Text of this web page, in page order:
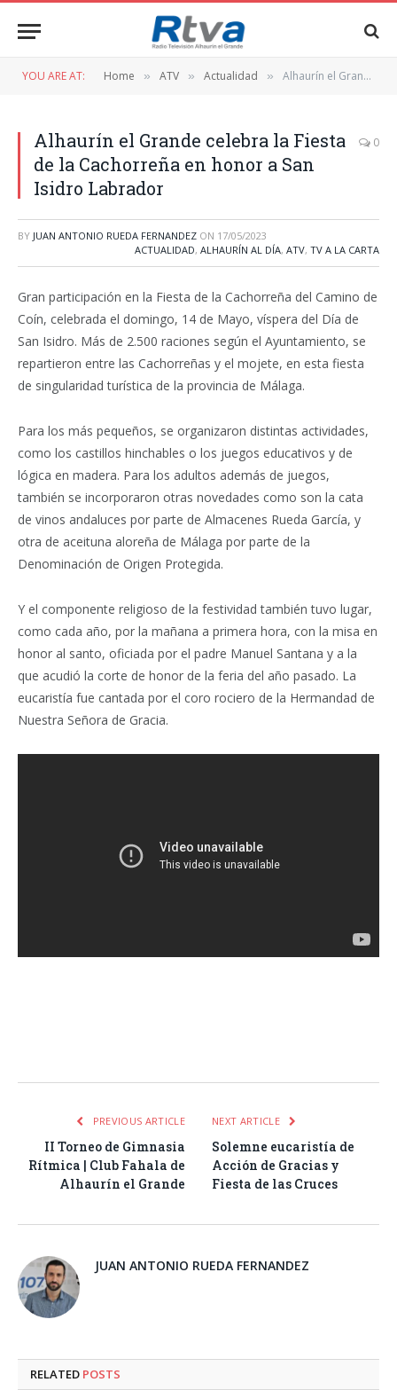
YOU ARE AT: Home » ATV » Actualidad » Alhaurín el Grande celebra la Fiesta de la Cachorreña en honor a San Isidro Labrador
Alhaurín el Grande celebra la Fiesta
de la Cachorreña en honor a San
Isidro Labrador
0
BY JUAN ANTONIO RUEDA FERNANDEZ ON 17/05/2023
ACTUALIDAD, ALHAURÍN AL DÍA, ATV, TV A LA CARTA
Gran participación en la Fiesta de la Cachorreña del Camino de
Coín, celebrada el domingo, 14 de Mayo, víspera del Día de
San Isidro. Más de 2.500 raciones según el Ayuntamiento, se
repartieron entre las Cachorreñas y el mojete, en esta fiesta
de singularidad turística de la provincia de Málaga.
Para los más pequeños, se organizaron distintas actividades,
como los castillos hinchables o los juegos educativos y de
lógica en madera. Para los adultos además de juegos,
también se incorporaron otras novedades como son la cata
de vinos andaluces por parte de Almacenes Rueda García, y
otra de aceituna aloreña de Málaga por parte de la
Denominación de Origen Protegida.
Y el componente religioso de la festividad también tuvo lugar,
como cada año, por la mañana a primera hora, con la misa en
honor al santo, oficiada por el padre Manuel Santana y a la
que acudió la corte de honor de la feria del año pasado. La
eucaristía fue cantada por el coro rociero de la Hermandad de
Nuestra Señora de Gracia.
PREVIOUS ARTICLE
II Torneo de Gimnasia
Rítmica | Club Fahala de
Alhaurín el Grande
NEXT ARTICLE
Solemne eucaristía de
Acción de Gracias y
Fiesta de las Cruces
JUAN ANTONIO RUEDA FERNANDEZ
RELATED POSTS